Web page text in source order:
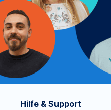
Hilfe & Support